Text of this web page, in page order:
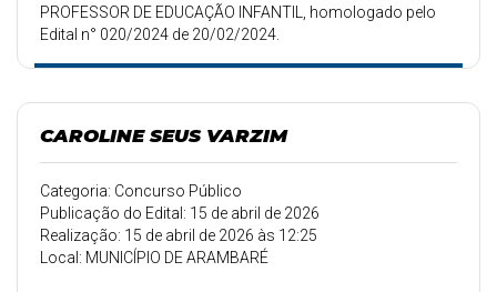
PROFESSOR DE EDUCAÇÃO INFANTIL, homologado pelo
Edital n° 020/2024 de 20/02/2024.
CAROLINE SEUS VARZIM
Categoria: Concurso Público
Publicação do Edital: 15 de abril de 2026
Realização: 15 de abril de 2026 às 12:25
Local: MUNICÍPIO DE ARAMBARÉ